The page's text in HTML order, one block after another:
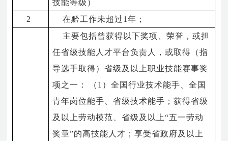
技能等级）
2
在黔工作未超过1年；
主要包括曾获得以下奖项、荣誉，或担
任省级技能人才平台负责人，或取得（指
导选手取得）省级及以上职业技能赛事奖
项之一：
（ 1 ）全国行业技术能手、全国
青年岗位能手、省级技术能手；获得省级
及以上劳动模范、省级及以上“五一劳动
奖章”的高技能人才；享受省政府及以上